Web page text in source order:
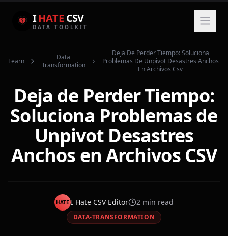
IHATE CSV
DATA TOOLKIT
Learn
Data
Transformation
Deja De Perder Tiempo: Soluciona
Problemas De Unpivot Desastres Anchos
En Archivos Csv
Deja de Perder Tiempo:
Soluciona Problemas de
Unpivot Desastres
Anchos en Archivos CSV
HATE I Hate CSV Editor 2 min read
DATA-TRANSFORMATION